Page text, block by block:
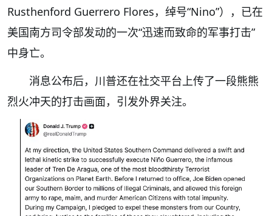
Rusthenford Guerrero Flores，绰号“Nino”），已在
美国南方司令部发动的一次“迅速而致命的军事打击”
中身亡。
消息公布后，川普还在社交平台上传了一段熊熊
烈火冲天的打击画面，引发外界关注。